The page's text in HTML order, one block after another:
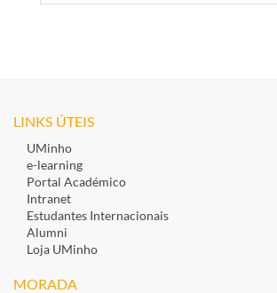
LINKS ÚTEIS
UMinho
e-learning
Portal Académico
Intranet
Estudantes Inte​rnacionais
Alumni
Loja UMinho
MORADA